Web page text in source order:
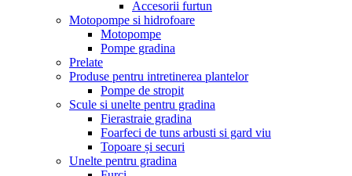
Accesorii furtun
Motopompe si hidrofoare
Motopompe
Pompe gradina
Prelate
Produse pentru intretinerea plantelor
Pompe de stropit
Scule si unelte pentru gradina
Fierastraie gradina
Foarfeci de tuns arbusti si gard viu
Topoare și securi
Unelte pentru gradina